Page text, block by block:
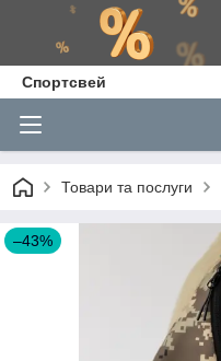
Спортсвей
Товари та послуги
–43%